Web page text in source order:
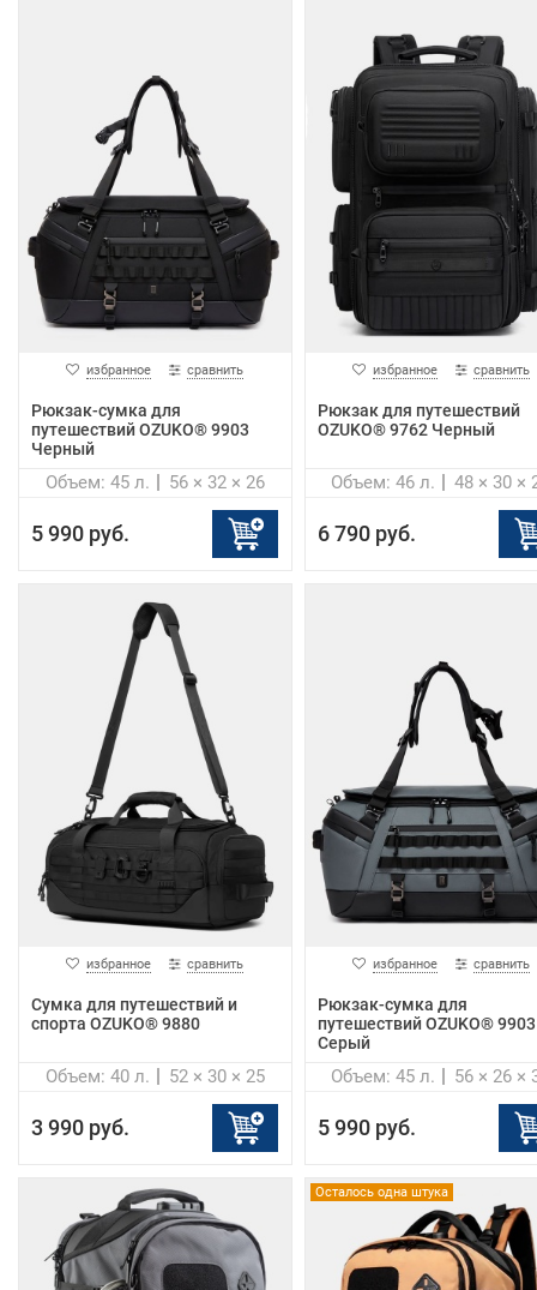
избранное сравнить
Рюкзак-сумка для
путешествий OZUKO® 9903
Черный
56 × 32 × 26
Объем: 45 л.
5 990 руб.
избранное сравнить
Рюкзак для путешествий
OZUKO® 9762 Черный
48 × 30 ×
Объем: 46 л.
6 790 руб.
избранное сравнить
Сумка для путешествий и
спорта OZUKO® 9880
52 × 30 × 25
Объем: 40 л.
3 990 руб.
избранное сравнить
Рюкзак-сумка для
путешествий OZUKO® 9903
Серый
56 × 26 ×
Объем: 45 л.
5 990 руб.
Осталось одна штука